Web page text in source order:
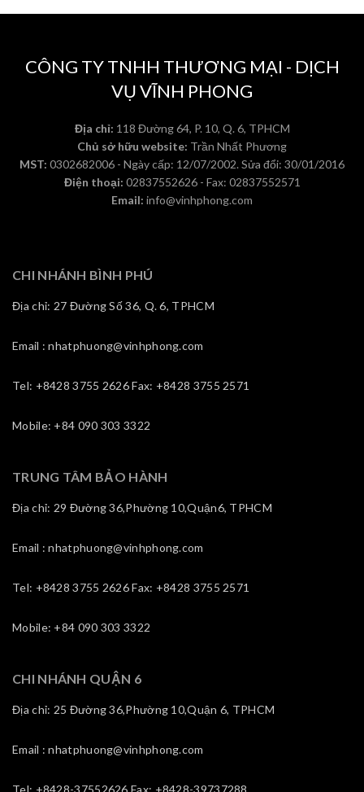
CÔNG TY TNHH THƯƠNG MẠI - DỊCH
VỤ VĨNH PHONG
Địa chỉ: 118 Đường 64, P. 10, Q. 6, TPHCM
Chủ sở hữu website: Trần Nhất Phương
MST: 0302682006 - Ngày cấp: 12/07/2002. Sửa đổi: 30/01/2016
Điện thoại: 02837552626 - Fax: 02837552571
Email: info@vinhphong.com
CHI NHÁNH BÌNH PHÚ
Địa chỉ: 27 Đường Số 36, Q. 6, TPHCM
Email : nhatphuong@vinhphong.com
Tel: +8428 3755 2626 Fax: +8428 3755 2571
Mobile: +84 090 303 3322
TRUNG TÂM BẢO HÀNH
Địa chỉ: 29 Đường 36,Phường 10,Quận6, TPHCM
Email : nhatphuong@vinhphong.com
Tel: +8428 3755 2626 Fax: +8428 3755 2571
Mobile: +84 090 303 3322
CHI NHÁNH QUẬN 6
Địa chỉ: 25 Đường 36,Phường 10,Quận 6, TPHCM
Email : nhatphuong@vinhphong.com
Tel: +8428-37552626 Fax: +8428-39737288